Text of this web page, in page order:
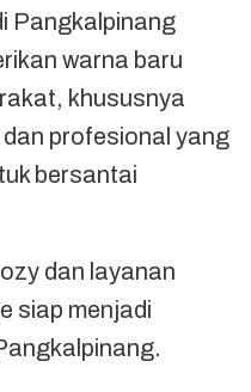
Pangkalpinang
warna baru
khususnya
profesional yang
bersantai
dan layanan
siap menjadi